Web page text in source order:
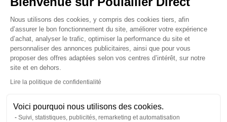
Plateforme de Gestion du
Nous utilisons des cookies, y compris des cookies tiers, afin
d’assurer le bon fonctionnement du site, améliorer votre expérience
d’achat, analyser le trafic, optimiser la performance du site et
personnaliser des annonces publicitaires, ainsi que pour vous
proposer des offres adaptées selon vos centres d’intérêt, sur notre
site et en dehors.
Lire la politique de confidentialité
Voici pourquoi nous utilisons des cookies.
Suivi, statistiques, publicités, remarketing et automatisation
Axeptio consent
Toutes les cages de transport
La méthode progressive
Parfois plus difficile à mettre en place, la méthode progressive
reste généralement très pratique pourlimiter les conflits et
prises de bec.
d’un grillage, octroyant ainsi un espace aux anciennes poules
et un espace aux nouvelles arrivées.